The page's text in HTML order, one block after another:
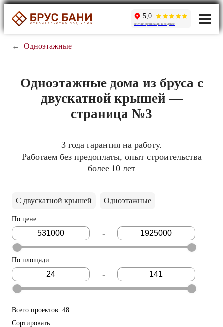
5,0
Рейтинг организации в Яндексе
← Одноэтажные
Одноэтажные дома из бруса с
двускатной крышей —
страница №3
3 года гарантия на работу.
Работаем без предоплаты, опыт строительства
более 10 лет
С двускатной крышей Одноэтажные
По цене:
-
По площади:
-
Всего проектов: 48
Сортировать: